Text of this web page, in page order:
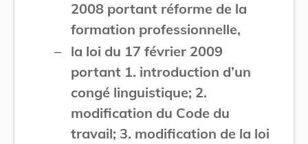
2008 portant réforme de la
formation professionnelle,
– la loi du 17 février 2009
portant 1. introduction d’un
congé linguistique; 2.
modification du Code du
travail; 3. modification de la loi